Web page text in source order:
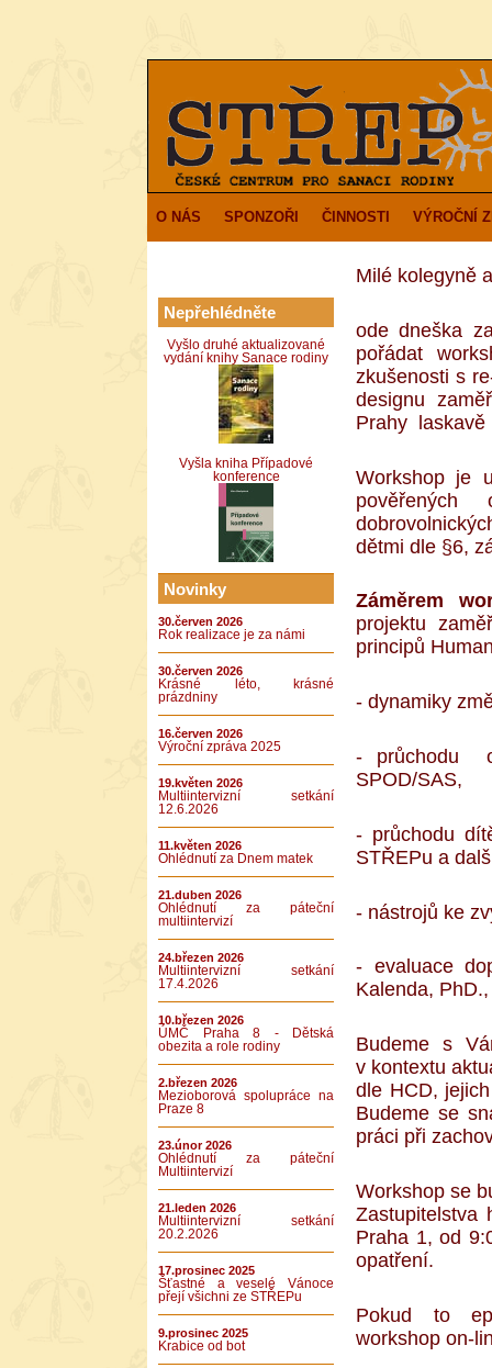
O NÁS SPONZOŘI ČINNOSTI VÝROČNÍ
Nepřehlédněte
Vyšlo druhé aktualizované
vydání knihy Sanace rodiny
Vyšla kniha Případové
konference
Novinky
30.červen 2026
Rok realizace je za námi
30.červen 2026
Krásné léto, krásné
prázdniny
16.červen 2026
Výroční zpráva 2025
19.květen 2026
Multiintervizní setkání
12.6.2026
11.květen 2026
Ohlédnutí za Dnem matek
21.duben 2026
Ohlédnutí za páteční
multiintervizí
24.březen 2026
Multiintervizní setkání
17.4.2026
10.březen 2026
ÚMČ Praha 8 - Dětská
obezita a role rodiny
2.březen 2026
Mezioborová spolupráce na
Praze 8
23.únor 2026
Ohlédnutí za páteční
Multiintervizí
21.leden 2026
Multiintervizní setkání
20.2.2026
17.prosinec 2025
Šťastné a veselé Vánoce
přejí všichni ze STŘEPu
9.prosinec 2025
Krabice od bot
Milé kolegyně
ode dneška
pořádat
zkušenosti s
designu
Prahy laskavě
Workshop je
pověřených
dětmi dle §6,
Záměrem
projektu
principů
- dynamiky
- průchodu
SPOD/SAS,
- průchodu
STŘEPu a
- nástrojů ke
- evaluace
Kalenda,
Budeme s
v kontextu
dle HCD,
Budeme se
práci při
Workshop se
Zastupitelstva
Praha 1, od
opatření.
Pokud to
workshop on-